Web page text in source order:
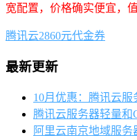
宽配置，价格确实便宜，值
腾讯云2860元代金券
最新更新
10月优惠：腾讯云
腾讯云服务器轻量和
阿里云南京地域服